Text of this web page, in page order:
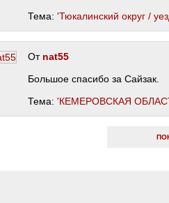
Тема: 'Тюкалинский округ /
От nat55
Большое спасибо за Сайзак.
Тема: 'КЕМЕРОВСКАЯ